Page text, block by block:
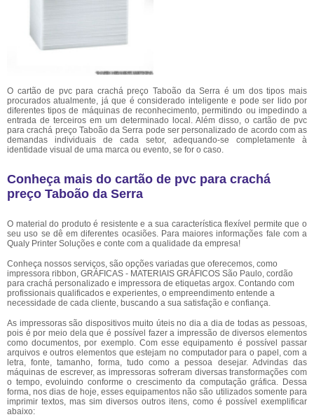
O cartão de pvc para crachá preço Taboão da Serra é um dos tipos mais
procurados atualmente, já que é considerado inteligente e pode ser lido por
diferentes tipos de máquinas de reconhecimento, permitindo ou impedindo a
entrada de terceiros em um determinado local. Além disso, o cartão de pvc
para crachá preço Taboão da Serra pode ser personalizado de acordo com as
demandas individuais de cada setor, adequando-se completamente à
identidade visual de uma marca ou evento, se for o caso.
Conheça mais do cartão de pvc para crachá
preço Taboão da Serra
O material do produto é resistente e a sua característica flexível permite que o
seu uso se dê em diferentes ocasiões. Para maiores informações fale com a
Qualy Printer Soluções e conte com a qualidade da empresa!
Conheça nossos serviços, são opções variadas que oferecemos, como
impressora ribbon, GRÁFICAS - MATERIAIS GRÁFICOS São Paulo, cordão
para crachá personalizado e impressora de etiquetas argox. Contando com
profissionais qualificados e experientes, o empreendimento entende a
necessidade de cada cliente, buscando a sua satisfação e confiança.
As impressoras são dispositivos muito úteis no dia a dia de todas as pessoas,
pois é por meio dela que é possível fazer a impressão de diversos elementos
como documentos, por exemplo. Com esse equipamento é possível passar
arquivos e outros elementos que estejam no computador para o papel, com a
letra, fonte, tamanho, forma, tudo como a pessoa desejar. Advindas das
máquinas de escrever, as impressoras sofreram diversas transformações com
o tempo, evoluindo conforme o crescimento da computação gráfica. Dessa
forma, nos dias de hoje, esses equipamentos não são utilizados somente para
imprimir textos, mas sim diversos outros itens, como é possível exemplificar
abaixo: